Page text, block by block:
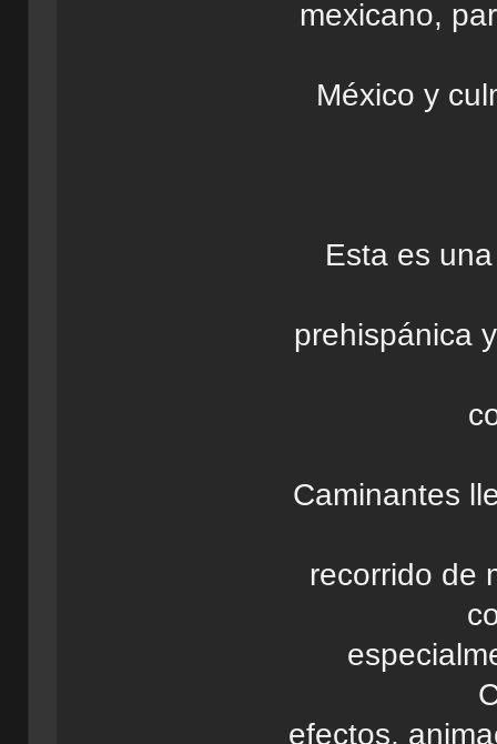
mexicano,
México y
Esta es
prehispánica
Caminantes
recorrido de
efectos,